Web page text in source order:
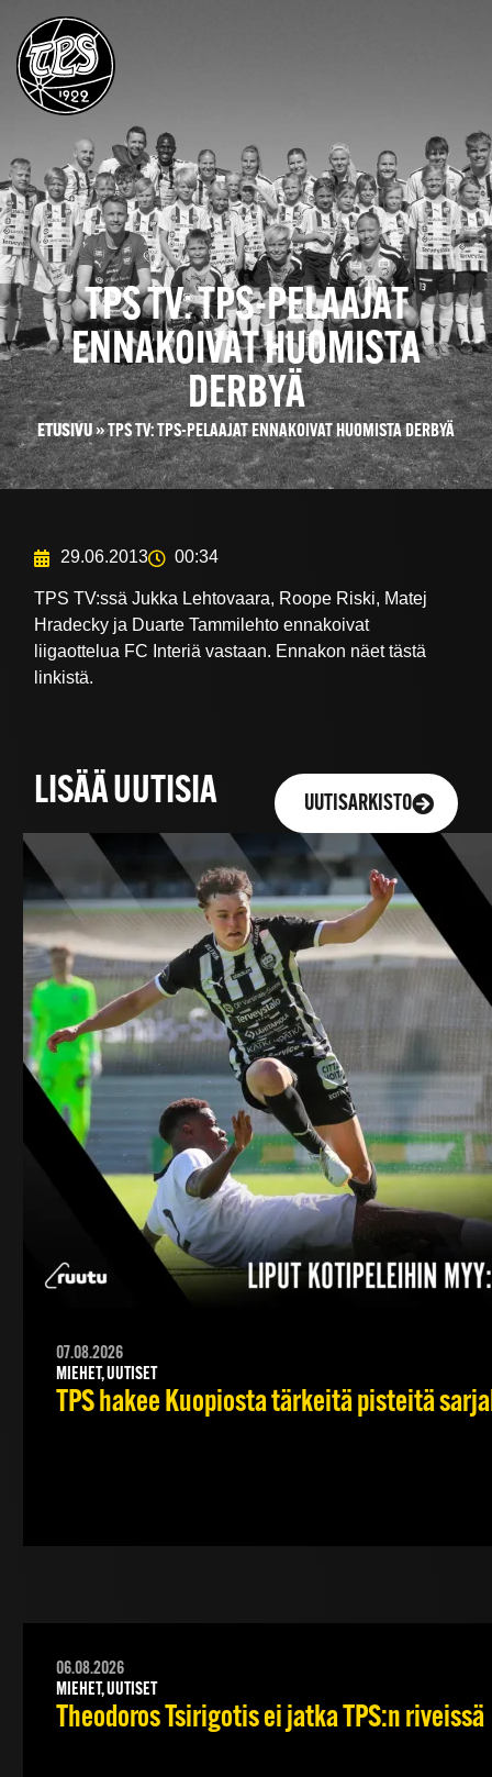
TPS TV: TPS-PELAAJAT
ENNAKOIVAT HUOMISTA
DERBYÄ
ETUSIVU»TPS TV: TPS-PELAAJAT ENNAKOIVAT HUOMISTA DERBYÄ
29.06.2013 00:34
TPS TV:ssä Jukka Lehtovaara, Roope Riski, Matej
Hradecky ja Duarte Tammilehto ennakoivat
liigaottelua FC Interiä vastaan. Ennakon näet tästä
linkistä.
LISÄÄ UUTISIA UUTISARKISTO
07.08.2026
MIEHET, UUTISET
TPS hakee Kuopiosta tärkeitä pisteitä
06.08.2026
MIEHET, UUTISET
Theodoros Tsirigotis ei jatka TPS:n riveissä